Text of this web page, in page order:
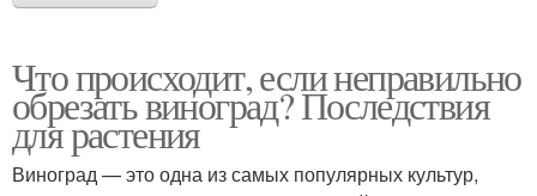
Что происходит, если неправильно
обрезать виноград? Последствия
для растения
Виноград — это одна из самых популярных культур,